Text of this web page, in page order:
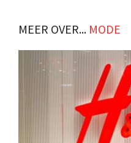
decennia de handdoek in
MEER OVER... MODE